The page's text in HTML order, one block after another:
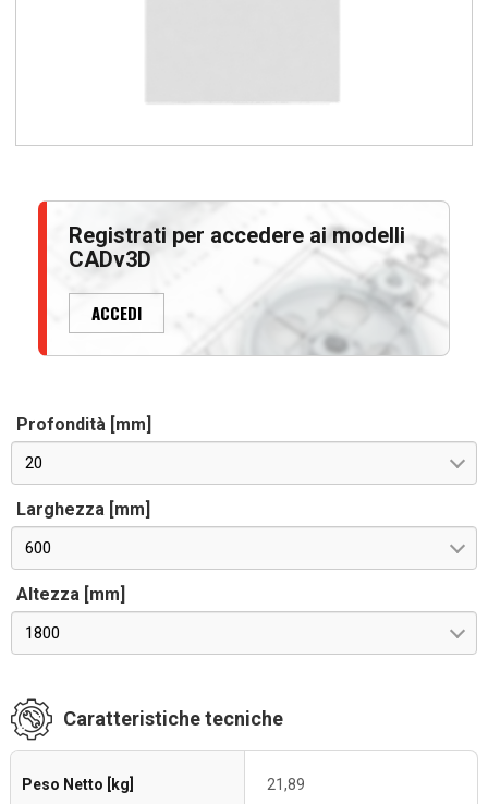
Registrati per accedere ai modelli
CADv3D
ACCEDI
Profondità [mm]
20
Larghezza [mm]
600
Altezza [mm]
1800
Caratteristiche tecniche
Peso Netto [kg] 21,89